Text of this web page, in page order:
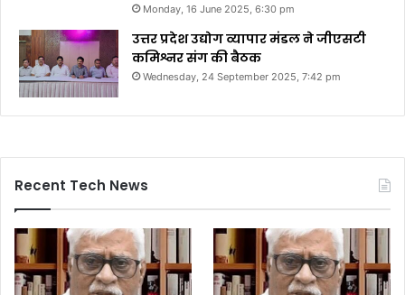
Monday, 16 June 2025, 6:30 pm
उत्तर प्रदेश उद्योग व्यापार मंडल ने जीएसटी
कमिश्नर संग की बैठक
Wednesday, 24 September 2025, 7:42 pm
Recent Tech News